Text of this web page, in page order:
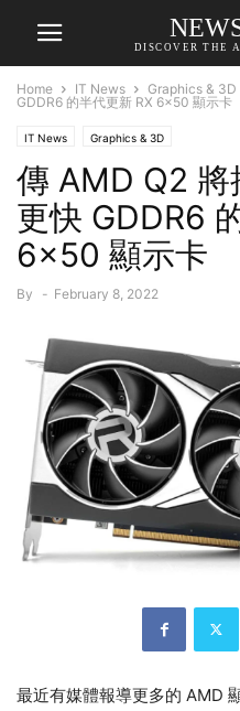
DISCOVER THE
Home IT News Graphics & 3D
GDDR6 的半代更新 RX 6×50 顯示卡
IT News Graphics & 3D
傳 AMD Q2 將
更快 GDDR6
6×50 顯示卡
By - February 8, 2022
最近有媒體報導更多的 AMD